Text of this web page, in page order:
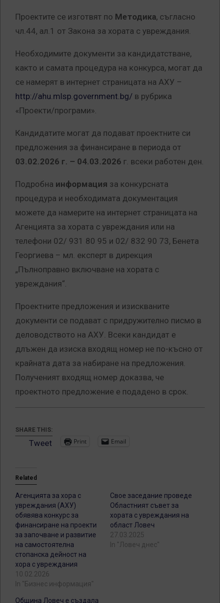
Проектите се изготвят по Методика, съгласно
чл.44, ал.1 от Закона за хората с увреждания.
Необходимите документи за кандидатстване,
както и самата процедура на конкурса, могат да
се намерят в интернет страницата на АХУ –
http://ahu.mlsp.government.bg/ в рубрика
«Проекти/програми».
Кандидатите могат да подават проектните си
предложения за финансиране в периода от
03.02.2026 г. – 04.03.2026 г. всеки работен ден.
Подробна информация за конкурсната
процедура и необходимата документация
можете да намерите на интернет страницата на
Агенцията за хората с увреждания или на
телефони 02/ 931 80 95 и 02/ 832 90 73, Бенета
Георгиева – мл. експерт в дирекция
„Пълноправно включване на хората с
увреждания“.
Проектните предложения и изискваните
документи се подават с придружително писмо в
деловодството на АХУ. Всеки кандидат е
длъжен да изиска входящ номер не по-късно от
крайната дата за набиране на предложения.
Полученият входящ номер доказва, че
проектното предложение е подадено в срок.
SHARE THIS:
Tweet Print Email
Related
Агенцията за хора с
увреждания (АХУ)
обявява конкурс за
финансиране на проекти
за започване и развитие
на самостоятелна
стопанска дейност на
хора с увреждания
10.02.2026
In "Бизнес информация"
Свое заседание проведе
Областният съвет за
хората с увреждания на
област Ловеч
27.03.2025
In "Ловеч днес"
Община Ловеч е създала